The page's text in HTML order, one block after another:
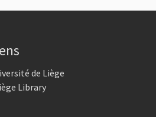
de Liège
Library